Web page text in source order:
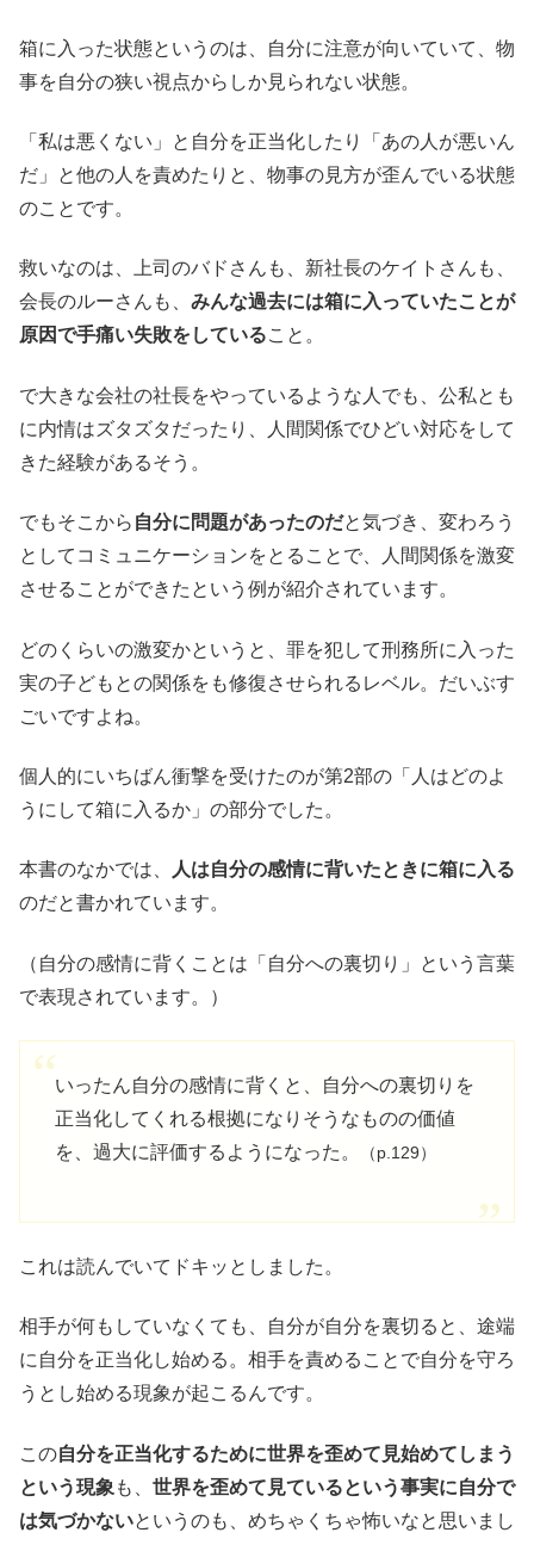
箱に入った状態というのは、自分に注意が向いていて、物
事を自分の狭い視点からしか見られない状態。
「私は悪くない」と自分を正当化したり「あの人が悪いん
だ」と他の人を責めたりと、物事の見方が歪んでいる状態
のことです。
救いなのは、上司のバドさんも、新社長のケイトさんも、
会長のルーさんも、 みんな過去には箱に入っていたことが
原因で手痛い失敗をしていること。
で大きな会社の社長をやっているような人でも、公私とも
に内情はズタズタだったり、人間関係でひどい対応をして
きた経験があるそう。
でもそこから 自分に問題があったのだと気づき、変わろう
としてコミュニケーションをとることで、人間関係を激変
させることができたという例が紹介されています。
どのくらいの激変かというと、罪を犯して刑務所に入った
実の子どもとの関係をも修復させられるレベル。だいぶす
ごいですよね。
個人的にいちばん衝撃を受けたのが第2部の「人はどのよ
うにして箱に入るか」の部分でした。
本書のなかでは、
人は自分の感情に背いたときに箱に入る
のだと書かれています。
（自分の感情に背くことは「自分への裏切り」という言葉
で表現されています。）
いったん自分の感情に背くと、自分への裏切りを
正当化してくれる根拠になりそうなものの価値
を、過大に評価するようになった。
（p.129）
これは読んでいてドキッとしました。
相手が何もしていなくても、自分が自分を裏切ると、途端
に自分を正当化し始める。相手を責めることで自分を守ろ
うとし始める現象が起こるんです。
この自分を正当化するために世界を歪めて見始めてしまう
という現象 も、 世界を歪めて見ているという事実に自分で
は気づかないというのも、めちゃくちゃ怖いなと思いまし